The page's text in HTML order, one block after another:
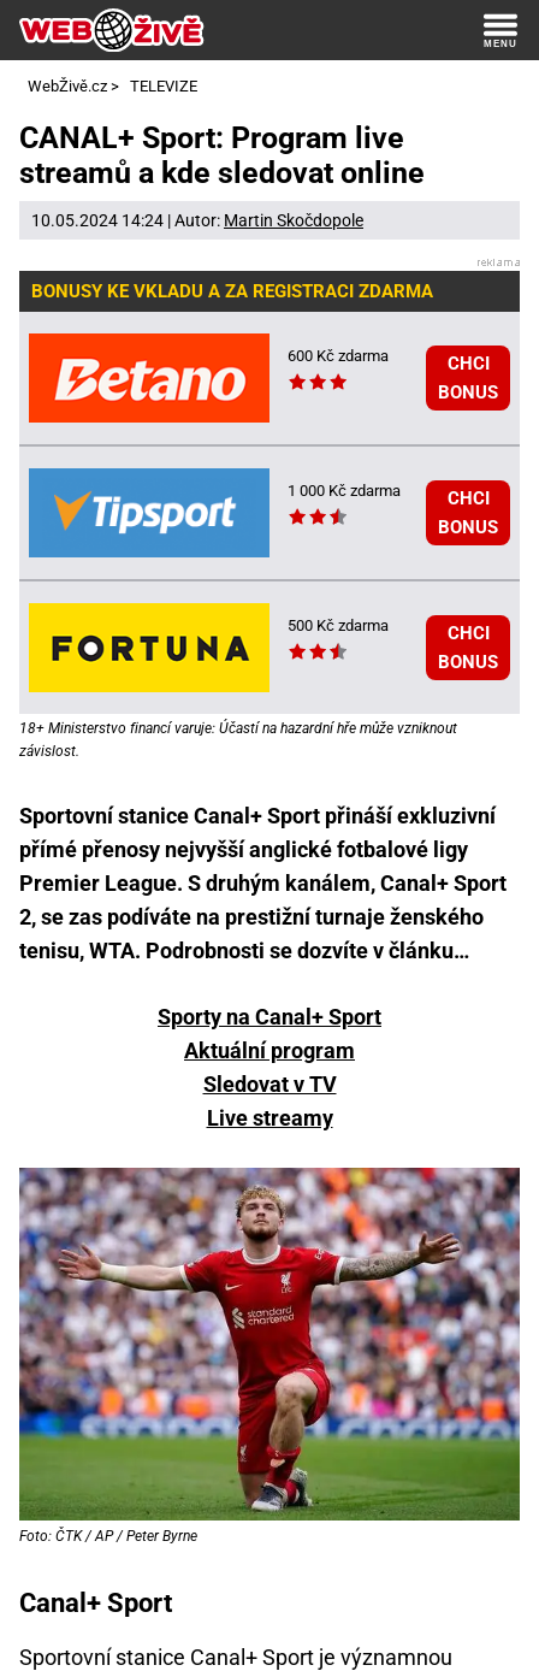
WebŽivě.cz > TELEVIZE
CANAL+ Sport: Program live
streamů a kde sledovat online
10.05.2024 14:24 | Autor: Martin Skočdopole
BONUSY KE VKLADU A ZA REGISTRACI ZDARMA
600 Kč zdarma
CHCI
BONUS
1 000 Kč zdarma
CHCI
BONUS
500 Kč zdarma
CHCI
BONUS
18+ Ministerstvo financí varuje: Účastí na hazardní hře může vzniknout
závislost.
Sportovní stanice Canal+ Sport přináší exkluzivní
přímé přenosy nejvyšší anglické fotbalové ligy
Premier League. S druhým kanálem, Canal+ Sport
2, se zas podíváte na prestižní turnaje ženského
tenisu, WTA. Podrobnosti se dozvíte v článku…
Sporty na Canal+ Sport
Aktuální program
Sledovat v TV
Live streamy
Foto: ČTK / AP / Peter Byrne
Canal+ Sport
Sportovní stanice Canal+ Sport je významnou